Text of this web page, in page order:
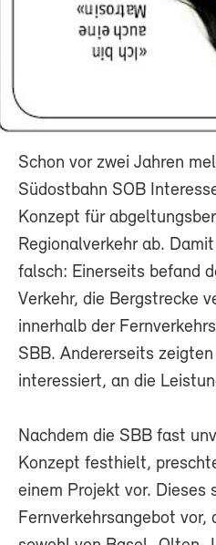
Schon vor zwei Jahren
Südostbahn SOB
Konzept für
Regionalverkehr ab.
falsch: Einerseits befand
Verkehr, die Bergstrecke
innerhalb der
SBB. Andererseits
interessiert, an die
Nachdem die SBB fast
Konzept festhielt,
einem Projekt vor. Dieses
Fernverkehrsangebot vor,